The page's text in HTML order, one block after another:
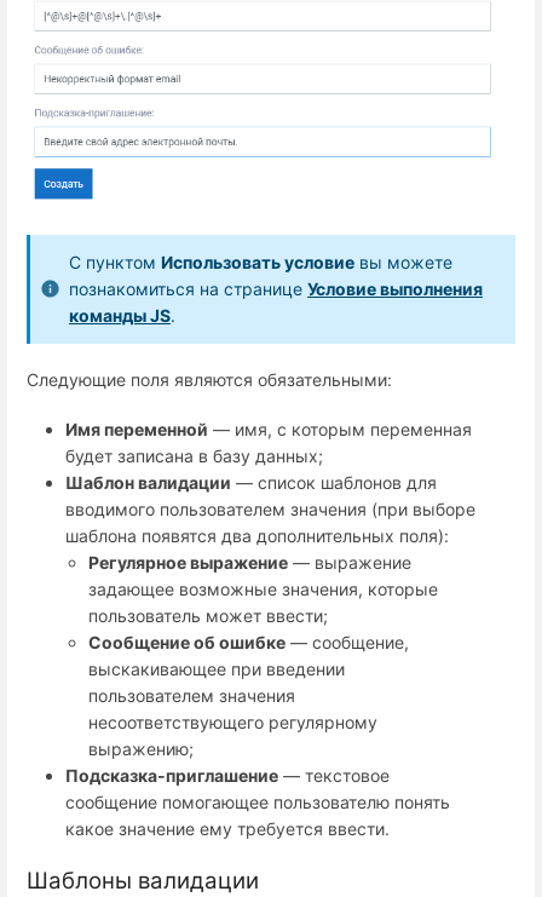
С пунктом Использовать условие вы можете
познакомиться на странице Условие выполнения
команды JS.
Следующие поля являются обязательными:
Имя переменной — имя, с которым переменная
будет записана в базу данных;
Шаблон валидации — список шаблонов для
вводимого пользователем значения (при выборе
шаблона появятся два дополнительных поля):
Регулярное выражение — выражение
задающее возможные значения, которые
пользователь может ввести;
Сообщение об ошибке — сообщение,
выскакивающее при введении
пользователем значения
несоответствующего регулярному
выражению;
Подсказка-приглашение — текстовое
сообщение помогающее пользователю понять
какое значение ему требуется ввести.
Шаблоны валидации